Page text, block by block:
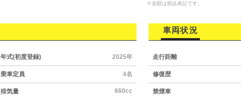
※金額は税込表記です。
年式(初度登録) 2025年
乗車定員 4名
排気量 660cc
車両状況
走行距離
修復歴
禁煙車